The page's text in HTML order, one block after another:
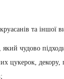
та іншої
чудово
цукерок, декору,